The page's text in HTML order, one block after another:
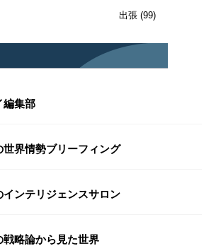
出張 (99)
編集部
世界情勢ブリーフィング
インテリジェンスサロン
戦略論から見た世界